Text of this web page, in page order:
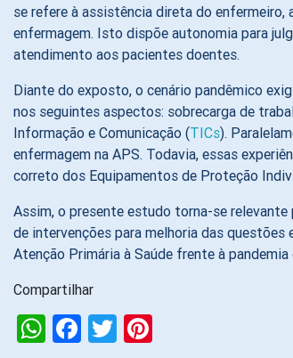
se refere à assistência direta do
enfermagem. Isto dispõe autonomia para
atendimento aos pacientes doentes.
Diante do exposto, o cenário pandêmico
nos seguintes aspectos: sobrecarga de
Informação e Comunicação (TICs).
enfermagem na APS. Todavia, essas
correto dos Equipamentos de Proteção
Assim, o presente estudo torna-se
de intervenções para melhoria das
Atenção Primária à Saúde frente à pandemia
Compartilhar
WhatsApp
Facebook
Twitter